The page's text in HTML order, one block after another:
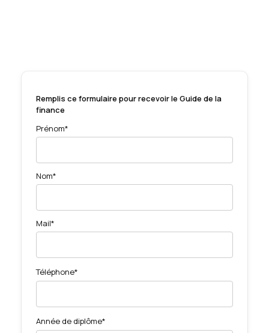
Remplis ce formulaire pour recevoir le Guide de la
finance
Prénom*
Nom*
Mail*
Téléphone*
Année de diplôme*